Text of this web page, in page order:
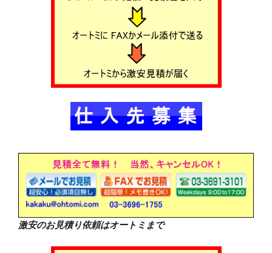
激安のお見積り依頼はオートミまで